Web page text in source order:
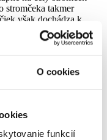
O cookies
funkcií
stromčeka takmer
však dochádza k
je súčasťou balenia.
tu pravú zimnú